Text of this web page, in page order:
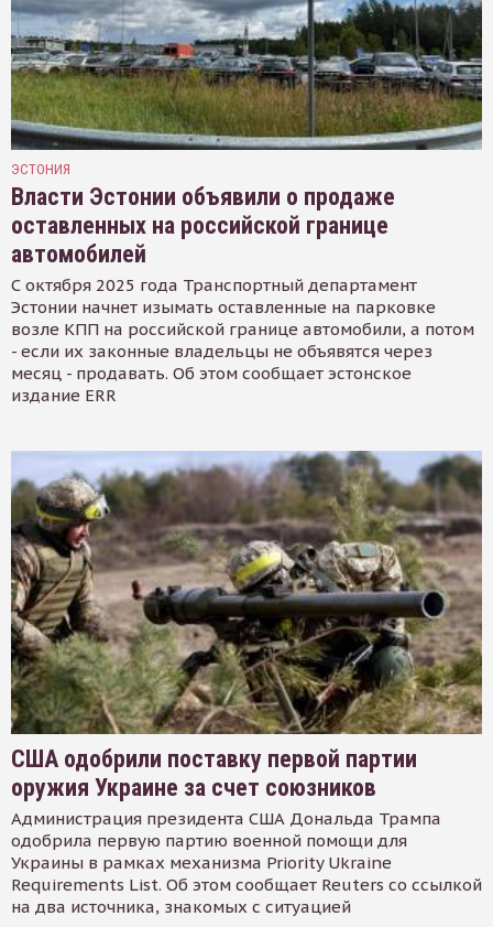
ЭСТОНИЯ
Власти Эстонии объявили о продаже
оставленных на российской границе
автомобилей
С октября 2025 года Транспортный департамент
Эстонии начнет изымать оставленные на парковке
возле КПП на российской границе автомобили, а потом
- если их законные владельцы не объявятся через
месяц - продавать. Об этом сообщает эстонское
издание ERR
США одобрили поставку первой партии
оружия Украине за счет союзников
Администрация президента США Дональда Трампа
одобрила первую партию военной помощи для
Украины в рамках механизма Priority Ukraine
Requirements List. Об этом сообщает Reuters со ссылкой
на два источника, знакомых с ситуацией